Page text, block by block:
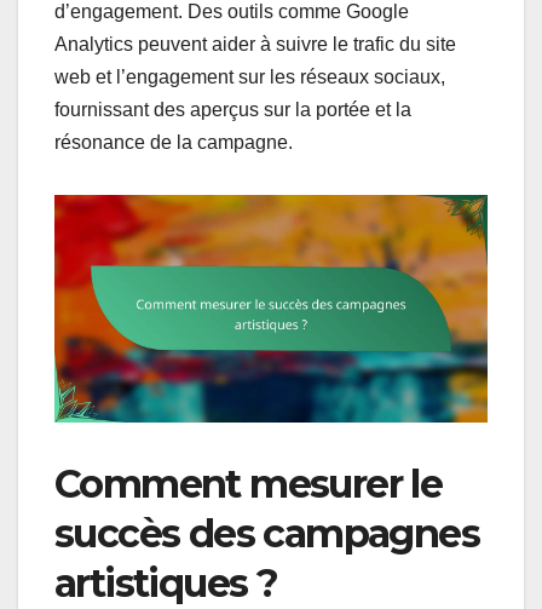
d’engagement. Des outils comme Google
Analytics peuvent aider à suivre le trafic du site
web et l’engagement sur les réseaux sociaux,
fournissant des aperçus sur la portée et la
résonance de la campagne.
Comment mesurer le
succès des campagnes
artistiques ?